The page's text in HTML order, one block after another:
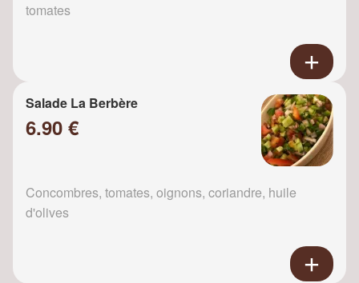
tomates
Salade La Berbère
6.90 €
Concombres, tomates, oignons, coriandre, huile
d'olives